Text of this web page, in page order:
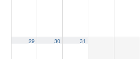
29 30 31